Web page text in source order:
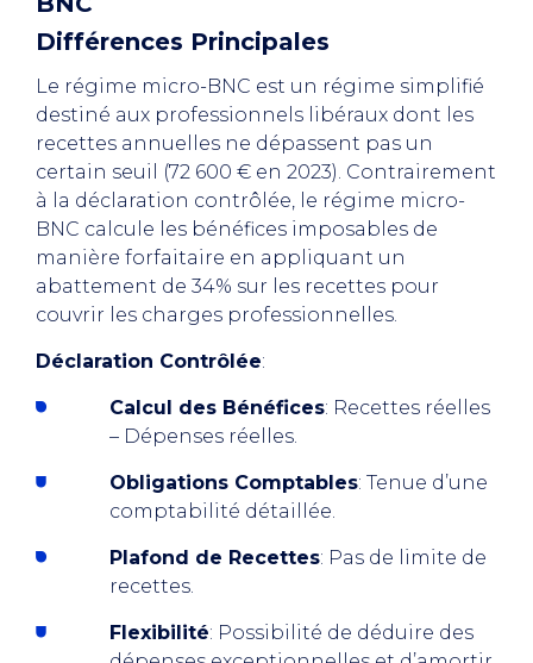
Différences Principales
Le régime micro-BNC est un régime simplifié
destiné aux professionnels libéraux dont les
recettes annuelles ne dépassent pas un
certain seuil (72 600 € en 2023). Contrairement
à la déclaration contrôlée, le régime micro-
BNC calcule les bénéfices imposables de
manière forfaitaire en appliquant un
abattement de 34% sur les recettes pour
couvrir les charges professionnelles.
Déclaration Contrôlée:
Calcul des Bénéfices: Recettes réelles
– Dépenses réelles.
Obligations Comptables: Tenue d’une
comptabilité détaillée.
Plafond de Recettes: Pas de limite de
recettes.
Flexibilité: Possibilité de déduire des